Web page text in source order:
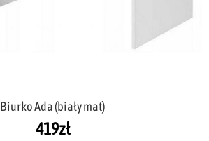
Biurko Ada (biały mat)
419zł